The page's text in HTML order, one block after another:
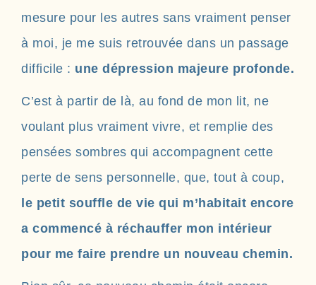
mesure pour les autres sans vraiment penser
à moi, je me suis retrouvée dans un passage
difficile : une dépression majeure profonde.
C’est à partir de là, au fond de mon lit, ne
voulant plus vraiment vivre, et remplie des
pensées sombres qui accompagnent cette
perte de sens personnelle, que, tout à coup,
le petit souffle de vie qui m’habitait encore
a commencé à réchauffer mon intérieur
pour me faire prendre un nouveau chemin.